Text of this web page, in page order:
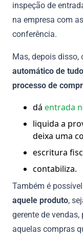
inspeção de
na empresa com
conferência.
Mas, depois disso,
automático de
processo de
dá entrada
liquida a
deixa uma
escritura
contabiliza.
Também é possível
aquele produto,
gerente de
aquelas compras